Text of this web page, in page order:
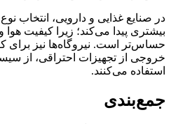
در صنایع غذایی و دارویی، انتخاب
بیشتری پیدا می‌کند؛ زیرا کیفیت
حساس‌تر است. نیروگاه‌ها نیز برای
خروجی از تجهیزات احتراقی، از
استفاده می‌کنند.
جمع‌بندی